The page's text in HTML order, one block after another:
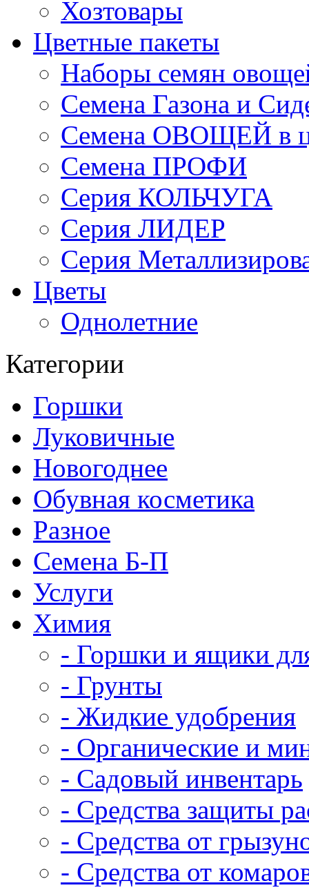
Хозтовары
Цветные пакеты
Наборы семян
Семена Газона и
Семена ОВОЩЕЙ в
Семена ПРОФИ
Серия КОЛЬЧУГА
Серия ЛИДЕР
Серия
Цветы
Однолетние
Категории
Горшки
Луковичные
Новогоднее
Обувная косметика
Разное
Семена Б-П
Услуги
Химия
- Горшки и ящики
- Грунты
- Жидкие удобрения
- Органические и
- Садовый инвентарь
- Средства защиты
- Средства от
- Средства от